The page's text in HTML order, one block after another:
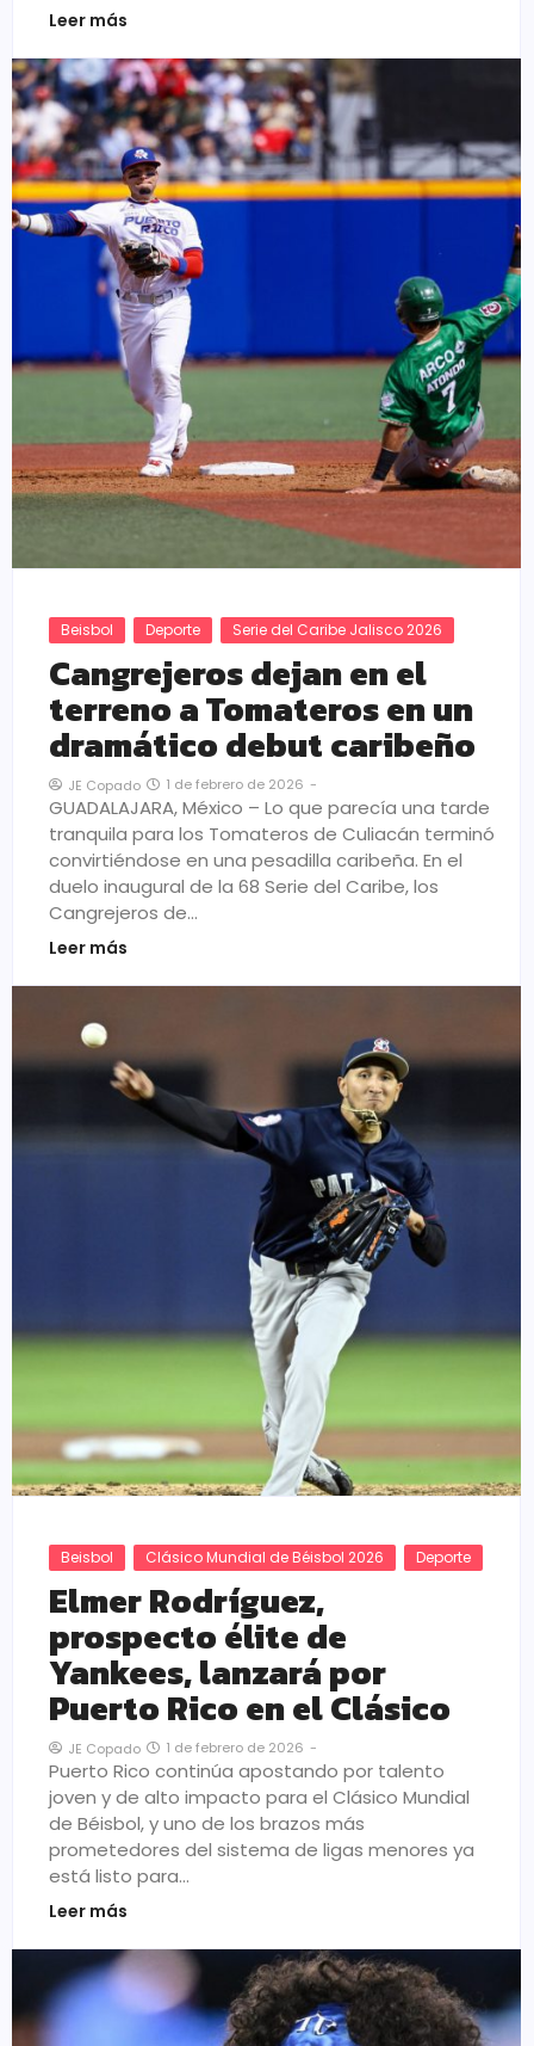
Leer más
Beisbol Deporte Serie del Caribe Jalisco 2026
Cangrejeros dejan en el
terreno a Tomateros en un
dramático debut caribeño
JE Copado 1 de febrero de 2026 -
GUADALAJARA, México – Lo que parecía una tarde
tranquila para los Tomateros de Culiacán terminó
convirtiéndose en una pesadilla caribeña. En el
duelo inaugural de la 68 Serie del Caribe, los
Cangrejeros de…
Leer más
Beisbol Clásico Mundial de Béisbol 2026 Deporte
Elmer Rodríguez,
prospecto élite de
Yankees, lanzará por
Puerto Rico en el Clásico
JE Copado 1 de febrero de 2026 -
Puerto Rico continúa apostando por talento
joven y de alto impacto para el Clásico Mundial
de Béisbol, y uno de los brazos más
prometedores del sistema de ligas menores ya
está listo para…
Leer más